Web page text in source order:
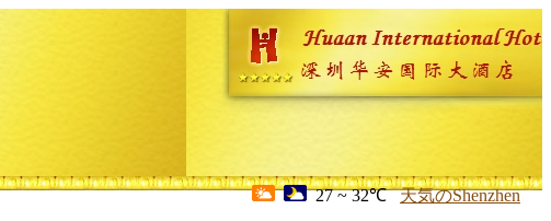
27 ~ 32℃ 天気のShenzhen